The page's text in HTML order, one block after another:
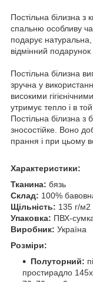
Постільна білизна з
спальню особливу
подарує
відмінний
Постільна білизна
зручна у
високими
утримує тепло і в
Постільна білизна з
зносостійке. Воно
прання і при цьому
Характеристики:
Тканина: бязь
Склад: 100%
Щільність: 135 г/м2
Упаковка: ПВХ-
Виробник: Україна
Розміри:
Полуторний:
простирадло